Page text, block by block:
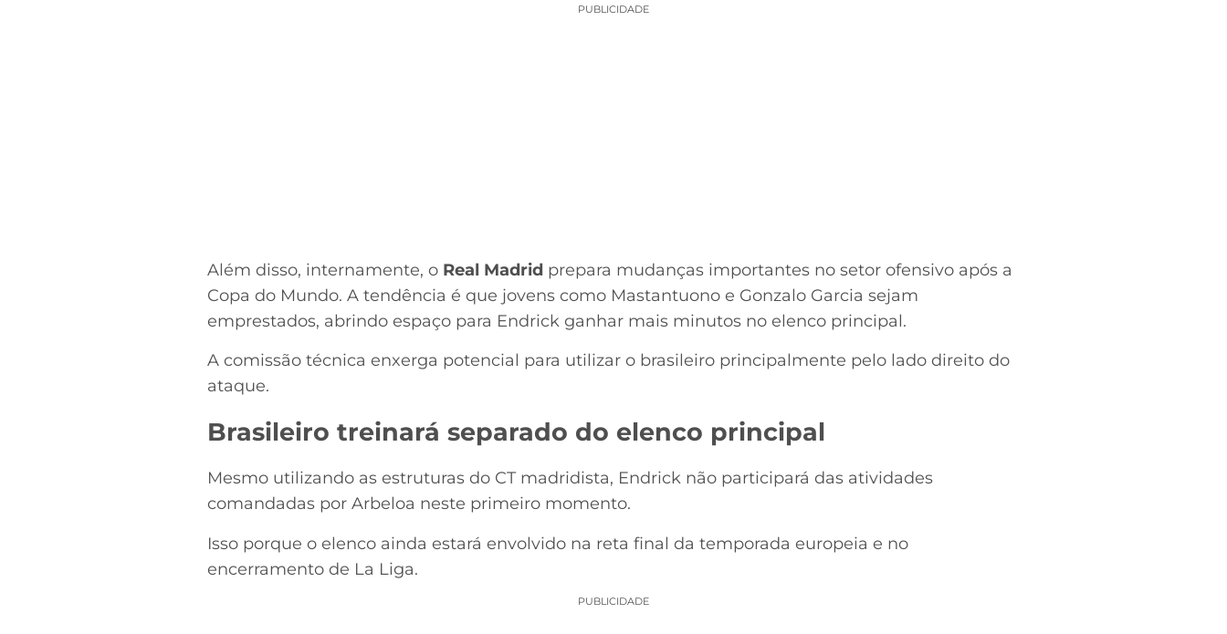
PUBLICIDADE
Além disso, internamente, o Real Madrid prepara mudanças importantes no setor ofensivo após a
Copa do Mundo. A tendência é que jovens como Mastantuono e Gonzalo Garcia sejam
emprestados, abrindo espaço para Endrick ganhar mais minutos no elenco principal.
A comissão técnica enxerga potencial para utilizar o brasileiro principalmente pelo lado direito do
ataque.
Brasileiro treinará separado do elenco principal
Mesmo utilizando as estruturas do CT madridista, Endrick não participará das atividades
comandadas por Arbeloa neste primeiro momento.
Isso porque o elenco ainda estará envolvido na reta final da temporada europeia e no
encerramento de La Liga.
PUBLICIDADE